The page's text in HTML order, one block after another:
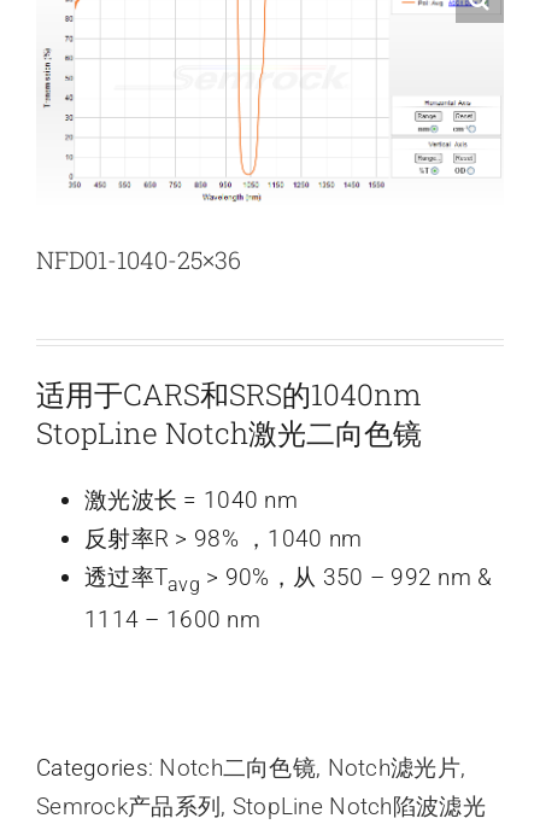
下载中心
新闻和活动
关于量感
联系我们
NFD01-1040-25×36
适用于CARS和SRS的1040nm
StopLine Notch激光二向色镜
激光波长 = 1040 nm
反射率R > 98% ，1040 nm
透过率Tavg > 90%，从 350 – 992 nm &
1114 – 1600 nm
Categories: Notch二向色镜, Notch滤光片,
Semrock产品系列 , StopLine Notch陷波滤光